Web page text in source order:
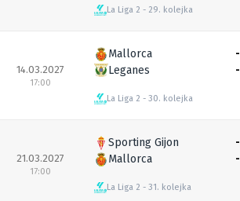
La Liga 2 29. kolejka
14.03.2027
17:00
Mallorca
Leganes
La Liga 2 30. kolejka
-
-
21.03.2027
17:00
Sporting Gijon
Mallorca
La Liga 2 31. kolejka
-
-